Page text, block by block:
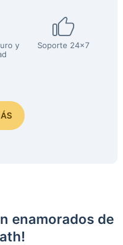
y
Soporte 24x7
enamorados de